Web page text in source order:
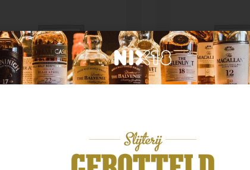
Cane & grain speyside 11yo
Geen categorie
Pastis 51 1.0 ltr